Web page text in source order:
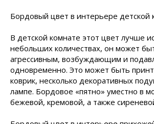
Бордовый цвет в интерьере детской
В детской комнате этот цвет лучше
небольших количествах, он может
агрессивным, возбуждающим и
одновременно. Это может быть принт
коврик, несколько декоративных
лампе. Бордовое «пятно» уместно в
бежевой, кремовой, а также